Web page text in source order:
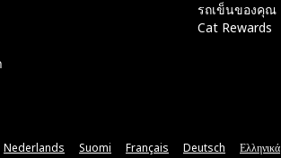
รถเข็นของคุณ
Cat Rewards
Nederlands Suomi Français Deutsch Ελληνικά